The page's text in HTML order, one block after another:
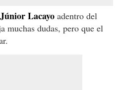
Lacayo adentro del
muchas dudas, pero que el